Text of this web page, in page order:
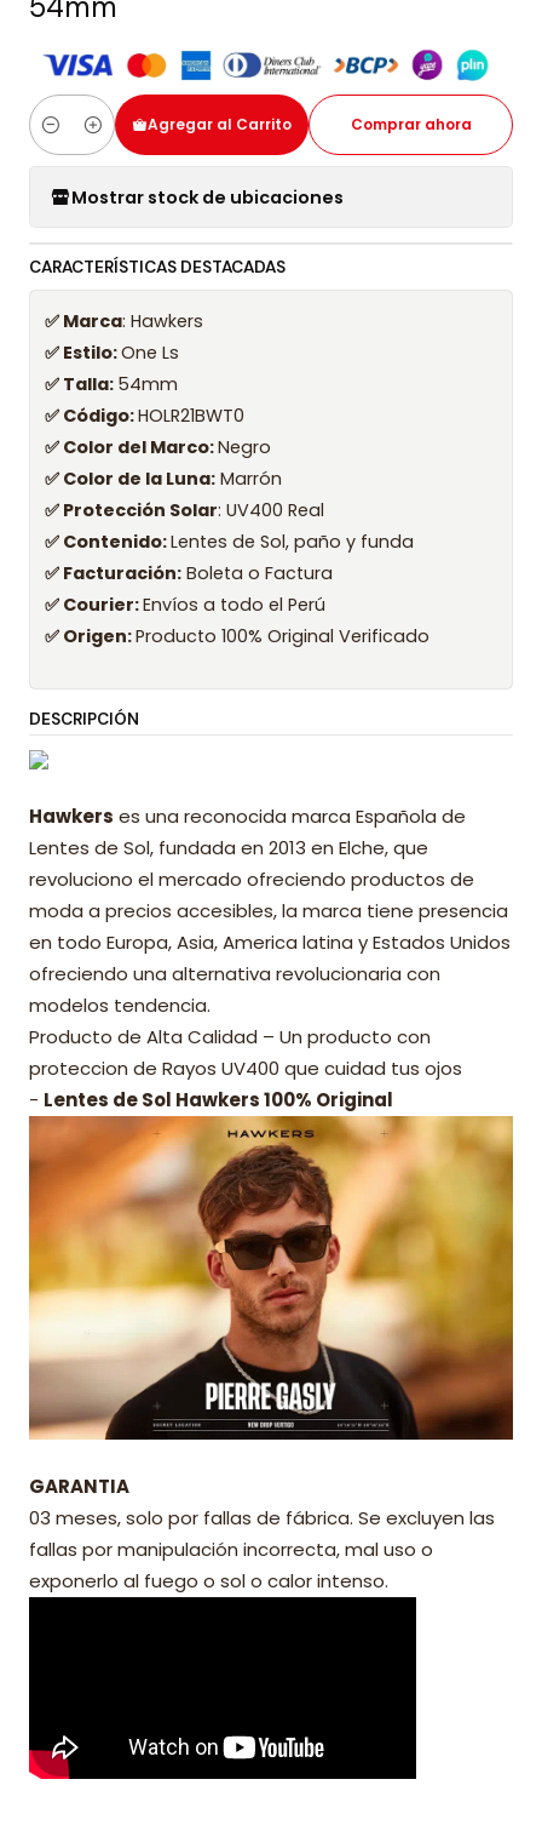
Cantidad
Agregar al Carrito Comprar ahora
Mostrar stock de ubicaciones
CARACTERÍSTICAS DESTACADAS
✅ Marca: Hawkers
✅ Estilo:One Ls
✅ Talla: 54mm
✅ Código:HOLR21BWT0
✅ Color del Marco:Negro
✅ Color de la Luna: Marrón
✅ Protección Solar: UV400 Real
✅ Contenido:Lentes de Sol, paño y funda
✅ Facturación: Boleta o Factura
✅ Courier:Envíos a todo el Perú
✅ Origen:Producto 100% Original Verificado
DESCRIPCIÓN
Hawkers es una reconocida marca Española de
Lentes de Sol, fundada en 2013 en Elche, que
revoluciono el mercado ofreciendo productos de
moda a precios accesibles, la marca tiene presencia
en todo Europa, Asia, America latina y Estados Unidos
ofreciendo una alternativa revolucionaria con
modelos tendencia.
Producto de Alta Calidad – Un producto con
proteccion de Rayos UV400 que cuidad tus ojos
- Lentes de Sol Hawkers 100% Original
GARANTIA
03 meses, solo por fallas de fábrica. Se excluyen las
fallas por manipulación incorrecta, mal uso o
exponerlo al fuego o sol o calor intenso.